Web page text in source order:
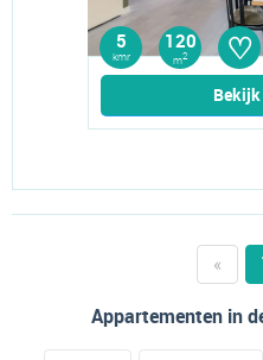
5
kmr
120
m2 ♡
«
Appartementen in